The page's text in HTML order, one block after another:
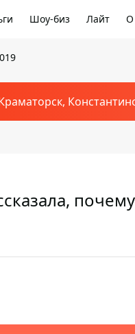
Шоу-биз Лайт О